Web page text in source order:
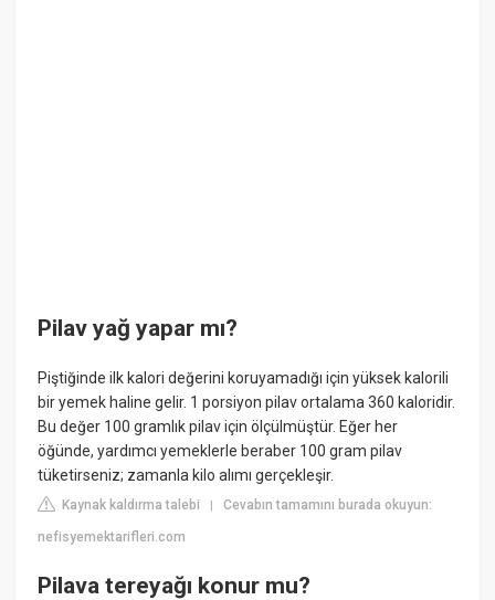
Pilav yağ yapar mı?
Piştiğinde ilk kalori değerini koruyamadığı için yüksek kalorili
bir yemek haline gelir. 1 porsiyon pilav ortalama 360 kaloridir.
Bu değer 100 gramlık pilav için ölçülmüştür. Eğer her
öğünde, yardımcı yemeklerle beraber 100 gram pilav
tüketirseniz; zamanla kilo alımı gerçekleşir.
Kaynak kaldırma talebi |Cevabın tamamını burada okuyun:
nefisyemektarifleri.com
Pilava tereyağı konur mu?